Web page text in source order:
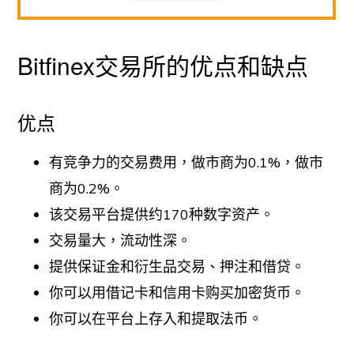
Bitfinex交易所的优点和缺点
优点
有竞争力的交易费用，做市商为0.1%，做市
商为0.2%。
该交易平台提供约170种数字资产。
交易量大，流动性深。
提供保证金和衍生品交易、押注和借贷。
你可以用借记卡和信用卡购买加密货币。
你可以在平台上存入和提取法币。